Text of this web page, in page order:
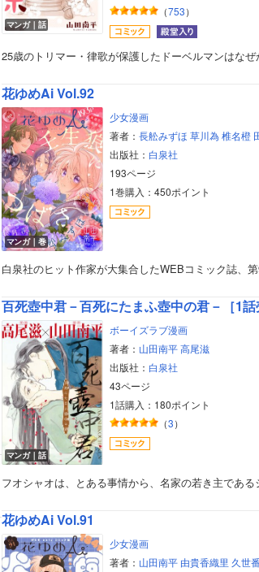
マンガ｜話
（753）
25歳のトリマー・律歌が保護したドーベルマンはな
花ゆめAi Vol.92
マンガ｜巻
少女漫画
著者： 長舩みずほ 草川為 椎名橙
出版社： 白泉社
193ページ
1巻購入：450ポイント
白泉社のヒット作家が大集合したWEBコミック誌、
百死壺中君－百死にたまふ壺中の君－［1話
マンガ｜話
ボーイズラブ漫画
著者： 山田南平 高尾滋
出版社： 白泉社
43ページ
1話購入：180ポイント
（3）
フオシャオは、とある事情から、名家の若き主であ
花ゆめAi Vol.91
少女漫画
著者： 山田南平 由貴香織里 久世